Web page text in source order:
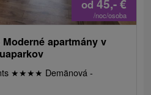
od 45,-€
/noc/osoba
apartmány v
★★★★ Demänová -